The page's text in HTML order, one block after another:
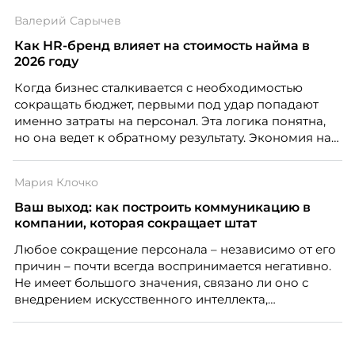
вовлечения, стоит остановиться на неудобном
факте: данные говорят ровно обратное тому, что
подсказывает интуиция. Автор свежего выпуска
People Analytics, приглашённый лектор НИУ ВШЭ и
МИФИ, автор книги «Дао женской карьеры».
Валерий Сарычев
Как HR-бренд влияет на стоимость найма в
2026 году
Когда бизнес сталкивается с необходимостью
сокращать бюджет, первыми под удар попадают
именно затраты на персонал. Эта логика понятна,
но она ведет к обратному результату. Экономия на
значит – сокращает доходы бизнеса.
Мария Клочко
Ваш выход: как построить коммуникацию в
компании, которая сокращает штат
Любое сокращение персонала – независимо от его
причин – почти всегда воспринимается негативно.
Не имеет большого значения, связано ли оно с
внедрением искусственного интеллекта,